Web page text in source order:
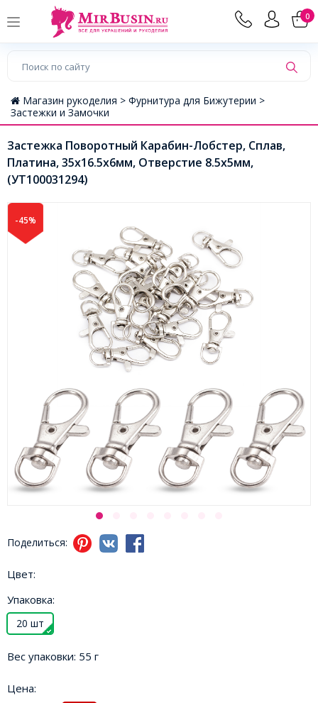
0
Магазин рукоделия > Фурнитура для Бижутерии >
Застежки и Замочки
Застежка Поворотный Карабин-Лобстер, Сплав,
Платина, 35х16.5х6мм, Отверстие 8.5х5мм,
(УТ100031294)
-45%
Поделиться:
Цвет:
Упаковка:
20 шт
Вес упаковки: 55 г
Цена: